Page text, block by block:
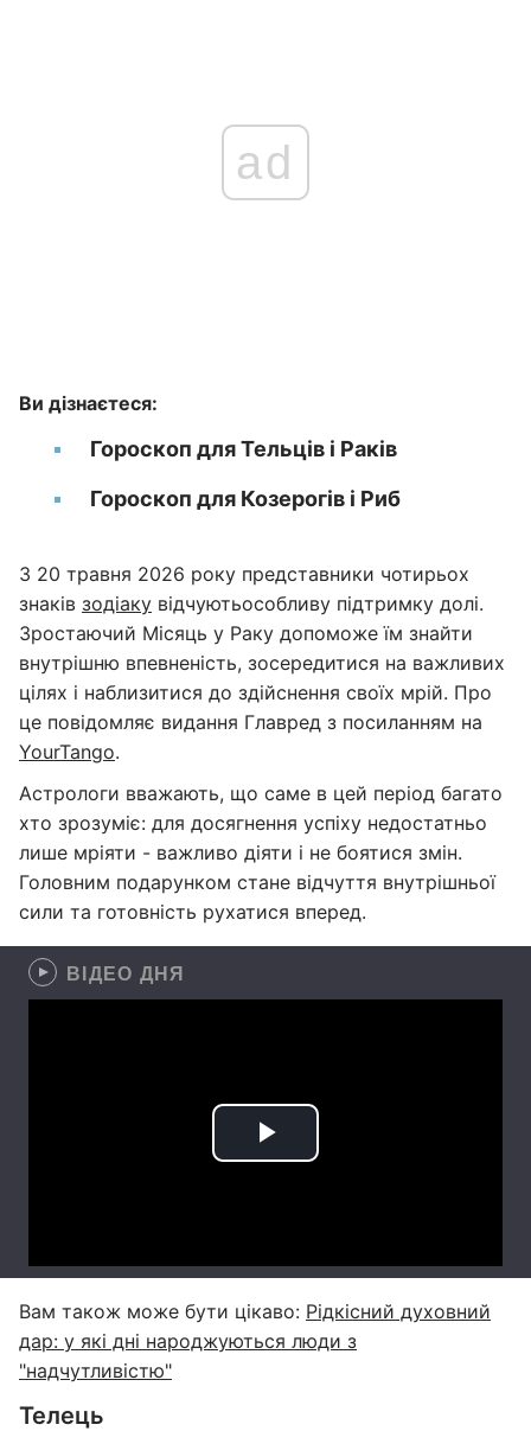
ad
Ви дізнаєтеся:
Гороскоп для Тельців і Раків
Гороскоп для Козерогів і Риб
З 20 травня 2026 року представники чотирьох
знаків зодіаку відчуютьособливу підтримку долі.
Зростаючий Місяць у Раку допоможе їм знайти
внутрішню впевненість, зосередитися на важливих
цілях і наблизитися до здійснення своїх мрій. Про
це повідомляє видання Главред з посиланням на
YourTango.
Астрологи вважають, що саме в цей період багато
хто зрозуміє: для досягнення успіху недостатньо
лише мріяти - важливо діяти і не боятися змін.
Головним подарунком стане відчуття внутрішньої
сили та готовність рухатися вперед.
ВІДЕО ДНЯ
Вам також може бути цікаво: Рідкісний духовний
дар: у які дні народжуються люди з
"надчутливістю"
Телець